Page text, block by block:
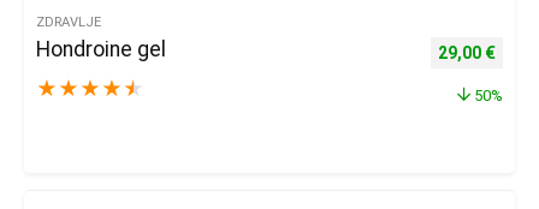
ZDRAVLJE
Hondroine gel
★ ★ ★ ★ ★
Izvorna
29,00 €
50%